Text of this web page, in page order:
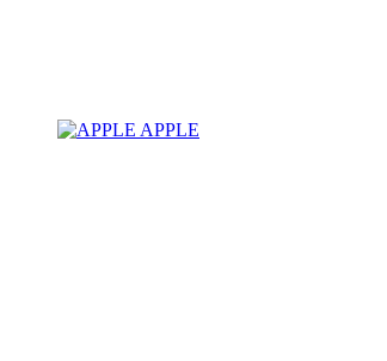
APPLE